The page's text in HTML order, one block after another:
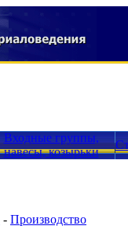
Входные группы,
навесы, козырьки
- Производство